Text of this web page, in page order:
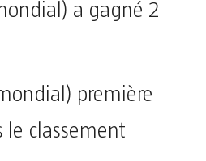
a gagné 2
première
le classement